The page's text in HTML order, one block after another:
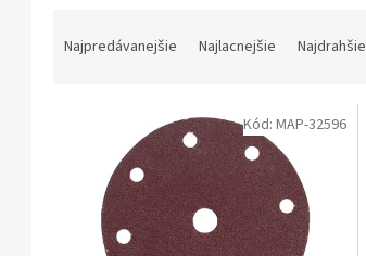
Najpredávanejšie Najlacnejšie Najdrahšie
Kód: MAP-32596